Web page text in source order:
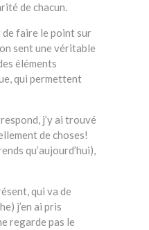
de chacun.
de faire le point sur
sent une véritable
éléments
qui permettent
j’y ai trouvé
de choses!
qu’aujourd’hui),
qui va de
j’en ai pris
regarde pas le